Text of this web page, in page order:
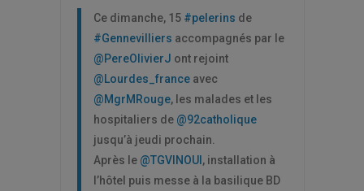
Ce dimanche, 15 #pelerins de
#Gennevilliers accompagnés par le
@PereOlivierJ ont rejoint
@Lourdes_franceavec
@MgrMRouge, les malades et les
hospitaliers de @92catholique
jusqu’à jeudi prochain.
Après le @TGVINOUI , installation à
l’hôtel puis messe à la basilique BD